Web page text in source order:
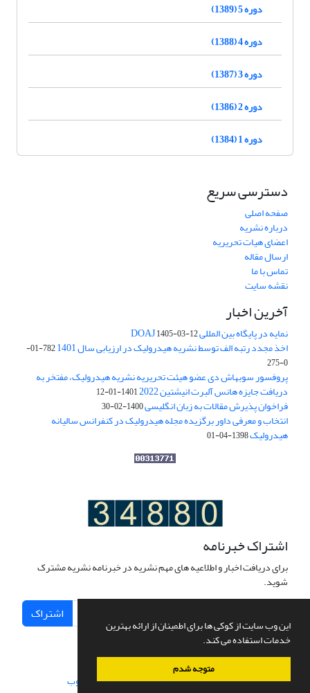
این وب سایت از کوکی ها برای اطمینان از ارائه بهترین
خدمات استفاده می کند.
متوجه شدم
دوره 5 (1389)
دوره 4 (1388)
دوره 3 (1387)
دوره 2 (1386)
دوره 1 (1384)
دسترسی سریع
صفحه اصلی
درباره نشریه
اعضای هیات تحریریه
ارسال مقاله
تماس با ما
نقشه سایت
آخرین اخبار
نمایه در پایگاه بین المللی DOAJ1405-03-12
اخذ مجدد رتبه الف توسط نشریه هیدرولیک در ارزیابی سال 1401
782-01-
0-275
پروفسور سوبهاش دی عضو هیئت تحریریه نشریه هیدرولیک، مفتخر به
دریافت جایزه هانس آلبرت انیشتین 2022 1401-01-12
فراخوان پذیرش مقالات به زبان انگلیسی1400-02-30
انتخاب و معرفی داور برگزیده مجله هیدرولیک در کنفرانس سالیانه
هیدرولیک1398-04-01
اشتراک خبرنامه
برای دریافت اخبار و اطلاعیه های مهم نشریه در خبرنامه نشریه مشترک
شوید.
اشتراک
سامانه مدیریت نشریات علمی.طراحی و پیاده سازی از سیناوب